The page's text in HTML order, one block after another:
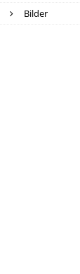
[ 20.
Bilder